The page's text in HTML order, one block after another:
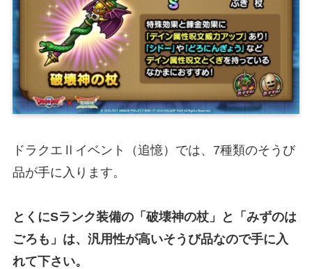
ドラクエⅡイベント（追憶）では、7種類のそうび
品が手に入ります。
とくにSランク装備の「破壊神の杖」と「みずのは
ごろも」は、汎用性が高いそうび品なので手に入
れて下さい。